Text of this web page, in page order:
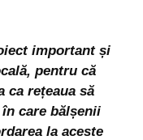
important și
pentru că
ca rețeaua să
care bălșenii
la aceste